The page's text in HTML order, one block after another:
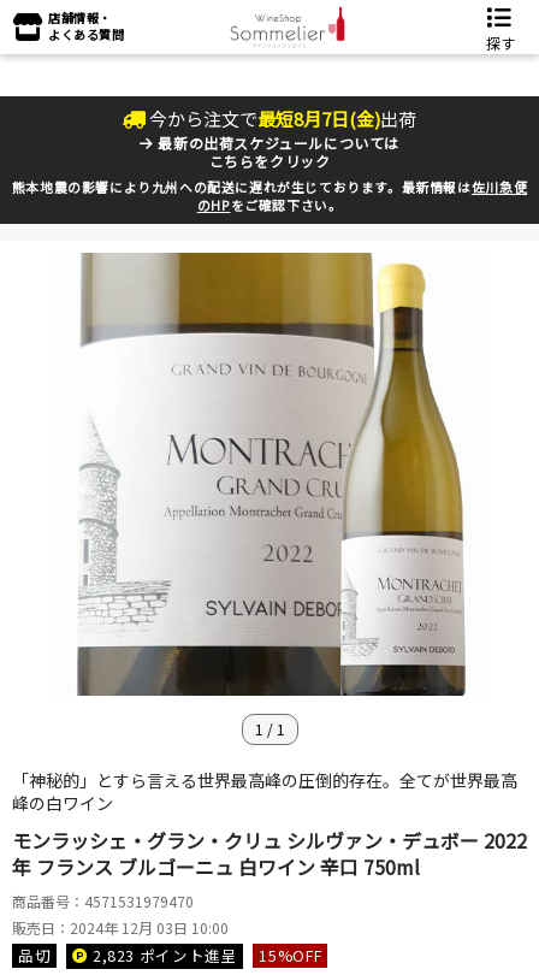
店舗情報・
よくある質問
探す
今から注文で最短8月7日(金)出荷
最新の出荷スケジュールについては
こちらをクリック
熊本地震の影響により九州への配送に遅れが生じております。最新情報は佐川急便
のHPをご確認下さい。
1 / 1
「神秘的」とすら言える世界最高峰の圧倒的存在。全てが世界最高
峰の白ワイン
モンラッシェ・グラン・クリュ シルヴァン・デュボー 2022
年 フランス ブルゴーニュ 白ワイン 辛口 750ml
商品番号：4571531979470
販売日：2024年 12月 03日 10:00
品切 2,823 ポイント進呈 15%OFF